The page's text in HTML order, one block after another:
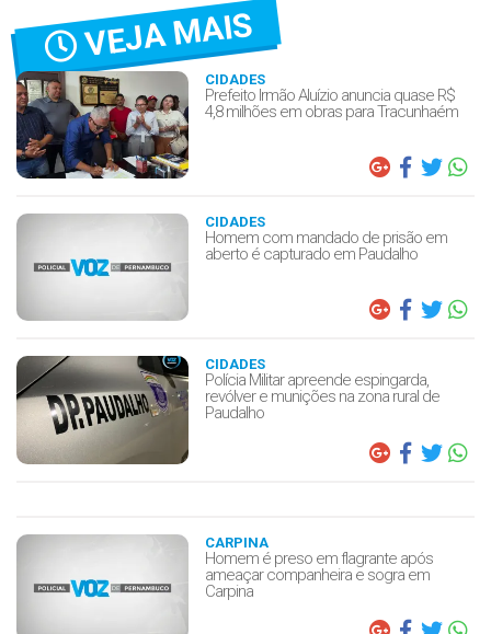
VEJA MAIS
CIDADES
Prefeito Irmão Aluízio anuncia quase R$
4,8 milhões em obras para Tracunhaém
CIDADES
Homem com mandado de prisão em
aberto é capturado em Paudalho
CIDADES
Polícia Militar apreende espingarda,
revólver e munições na zona rural de
Paudalho
CARPINA
Homem é preso em flagrante após
ameaçar companheira e sogra em
Carpina